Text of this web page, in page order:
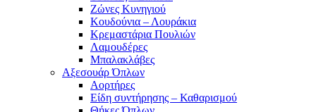
Ζώνες Κυνηγιού
Κουδούνια – Λουράκια
Κρεμαστάρια Πουλιών
Λαμουδέρες
Μπαλακλάβες
Αξεσουάρ Όπλων
Αορτήρες
Είδη συντήρησης – Καθαρισμού